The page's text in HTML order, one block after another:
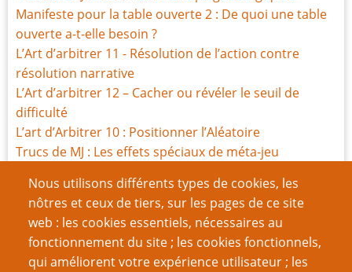
Nous utilisons différents types de cookies, les
nôtres et ceux de tiers, sur les pages de ce site
web : les cookies essentiels, nécessaires au
fonctionnement du site ; les cookies fonctionnels,
qui améliorent votre expérience utilisateur ; les
Manifeste pour la table ouverte 2 : De quoi une table
ouverte a-t-elle besoin ?
L’Art d’arbitrer 11 - Résolution de l’action contre
résolution narrative
L’Art d’arbitrer 12 – Cacher ou révéler le seuil de
difficulté
L’art d’Arbitrer 10 : Positionner l’Aléatoire
Trucs de MJ : Les effets spéciaux de méta-jeu
L’Art du Rythme : Préparer des Bangs
Les « quêtes » de la Fantasy : forcément dirigistes ?
Le Manifeste du dirigisme – Troisième partie : un
Voisinage Problématique